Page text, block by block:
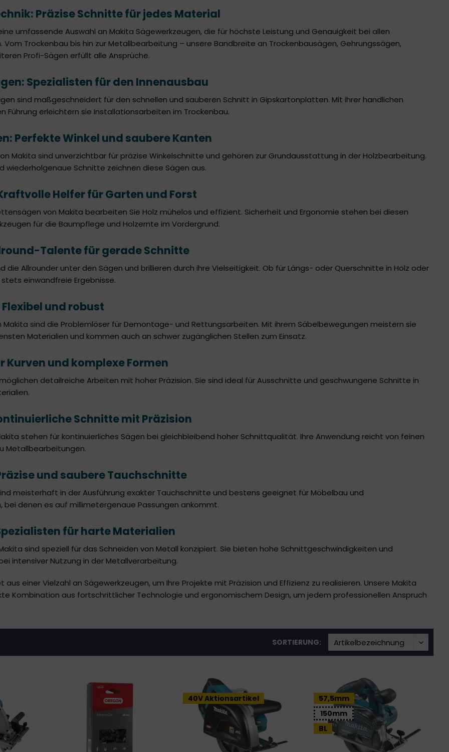
Präzise Schnitte für jedes Material
umfassende Auswahl an Makita Sägewerkzeugen, die für höchste Leistung und Genauigkeit bei allen
Trockenbau bis hin zur Metallbearbeitung – unsere Bandbreite an Trockenbausägen, Gehrungssägen,
Profi-Sägen erfüllt alle Ansprüche.
Spezialisten für den Innenausbau
sind maßgeschneidert für den schnellen und sauberen Schnitt in Gipskartonplatten. Mit ihrer handlichen
Führung erleichtern sie Installationsarbeiten im Trockenbau.
Perfekte Winkel und saubere Kanten
Makita sind unverzichtbar für präzise Winkelschnitte und gehören zur Grundausstattung in der Holzbearbeitung.
wiederholgenaue Schnitte zeichnen diese Sägen aus.
Helfer für Garten und Forst
von Makita bearbeiten Sie Holz mühelos und effizient. Sicherheit und Ergonomie stehen bei diesen
für die Baumpflege und Holzernte im Vordergrund.
Talente für gerade Schnitte
die Allrounder unter den Sägen und brillieren durch ihre Vielseitigkeit. Ob für Längs- oder Querschnitte in Holz oder
einwandfreie Ergebnisse.
und robust
Makita sind die Problemlöser für Demontage- und Rettungsarbeiten. Mit ihrem Säbelbewegungen meistern sie
Materialien und kommen auch an schwer zugänglichen Stellen zum Einsatz.
Kurven und komplexe Formen
detailreiche Arbeiten mit hoher Präzision. Sie sind ideal für Ausschnitte und geschwungene Schnitte in
Schnitte mit Präzision
stehen für kontinuierliches Sägen bei gleichbleibend hoher Schnittqualität. Ihre Anwendung reicht von feinen
Metallbearbeitungen.
und saubere Tauchschnitte
meisterhaft in der Ausführung exakter Tauchschnitte und bestens geeignet für Möbelbau und
bei denen es auf millimetergenaue Passungen ankommt.
für harte Materialien
sind speziell für das Schneiden von Metall konzipiert. Sie bieten hohe Schnittgeschwindigkeiten und
intensiver Nutzung in der Metallverarbeitung.
aus einer Vielzahl an Sägewerkzeugen, um Ihre Projekte mit Präzision und Effizienz zu realisieren. Unsere Makita
Kombination aus fortschrittlicher Technologie und ergonomischem Design, um jedem professionellen Anspruch
SORTIERUNG:
40V Aktionsartikel
57,5mm
150mm
BL